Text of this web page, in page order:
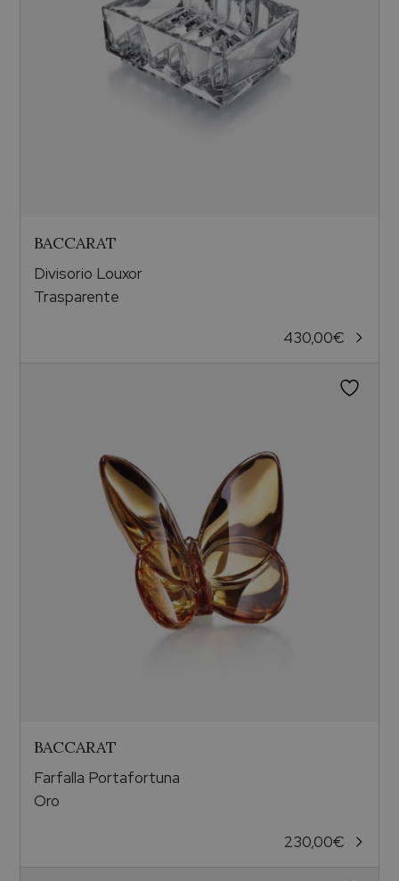
BACCARAT
Divisorio Louxor
Trasparente
430,00€
BACCARAT
Farfalla Portafortuna
Oro
230,00€